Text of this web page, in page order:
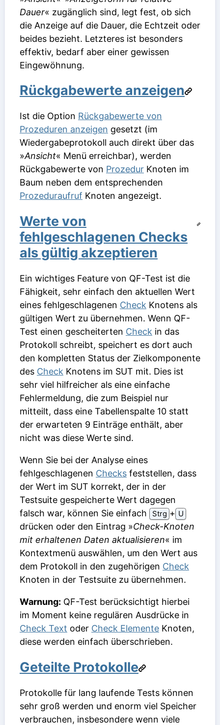
Dauer« zugänglich sind, legt fest, ob sich
die Anzeige auf die Dauer, die Echtzeit oder
beides bezieht. Letzteres ist besonders
effektiv, bedarf aber einer gewissen
Eingewöhnung.
Rückgabewerte anzeigen
Ist die Option Rückgabewerte von
Prozeduren anzeigen gesetzt (im
Wiedergabeprotokoll auch direkt über das
»Ansicht« Menü erreichbar), werden
Rückgabewerte von Prozedur Knoten im
Baum neben dem entsprechenden
Prozeduraufruf Knoten angezeigt.
Werte von
fehlgeschlagenen Checks
als gültig akzeptieren
Ein wichtiges Feature von QF-Test ist die
Fähigkeit, sehr einfach den aktuellen Wert
eines fehlgeschlagenen Check Knotens als
gültigen Wert zu übernehmen. Wenn QF-
Test einen gescheiterten Check in das
Protokoll schreibt, speichert es dort auch
den kompletten Status der Zielkomponente
des Check Knotens im SUT mit. Dies ist
sehr viel hilfreicher als eine einfache
Fehlermeldung, die zum Beispiel nur
mitteilt, dass eine Tabellenspalte 10 statt
der erwarteten 9 Einträge enthält, aber
nicht was diese Werte sind.
Wenn Sie bei der Analyse eines
fehlgeschlagenen Checks feststellen, dass
der Wert im SUT korrekt, der in der
Testsuite gespeicherte Wert dagegen
falsch war, können Sie einfach
Strg ⁠+⁠ U
drücken oder den Eintrag »Check-Knoten
mit erhaltenen Daten aktualisieren« im
Kontextmenü auswählen, um den Wert aus
dem Protokoll in den zugehörigen Check
Knoten in der Testsuite zu übernehmen.
Warnung: QF-Test berücksichtigt hierbei
im Moment keine regulären Ausdrücke in
Check Text oder Check Elemente Knoten,
diese werden einfach überschrieben.
Geteilte Protokolle
Protokolle für lang laufende Tests können
sehr groß werden und enorm viel Speicher
verbrauchen, insbesondere wenn viele